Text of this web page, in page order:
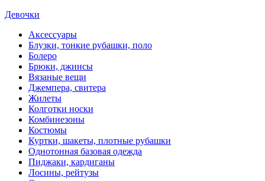
Девочки
Аксессуары
Блузки, тонкие рубашки, поло
Болеро
Брюки, джинсы
Вязаные вещи
Джемпера, свитера
Жилеты
Колготки носки
Комбинезоны
Костюмы
Куртки, шакеты, плотные рубашки
Однотонная базовая одежда
Пиджаки, кардиганы
Лосины, рейтузы